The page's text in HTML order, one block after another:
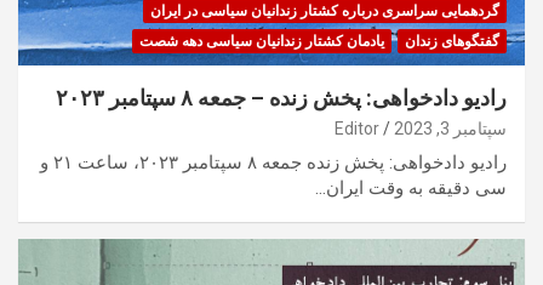
گردهمایی سراسری درباره کشتار زندانیان سیاسی در ایران
گفتگوهای زندان
یادمان کشتار زندانیان سیاسی دهه شصت
رادیو دادخواهی: پخش زنده – جمعه ۸ سپتامبر ۲۰۲۳
سپتامبر 3, 2023 Editor
رادیو دادخواهی: پخش زنده جمعه ۸ سپتامبر ۲۰۲۳، ساعت ۲۱ و
سی دقیقه به وقت ایران…